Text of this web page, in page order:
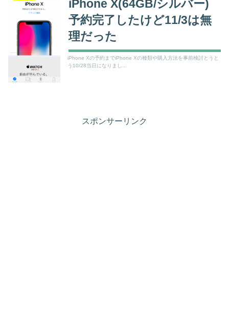
iPhone X(64GB/シルバー)
予約完了したけど11/3は無
理だった
iPhone Xの予約までiPhone Xの種類や購入方法を事前検討とうと
う10/28当日になりまし...
スポンサーリンク